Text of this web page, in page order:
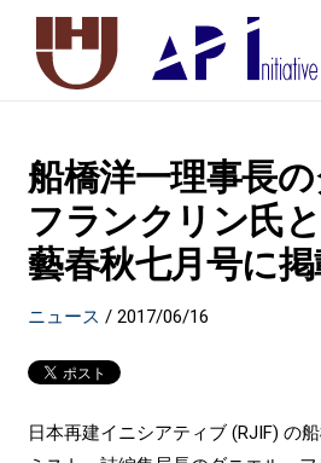
船橋洋一理事長の
フランクリン氏
藝春秋七月号に
ニュース /2017/06/16
日本再建イニシアティブ (RJIF) の